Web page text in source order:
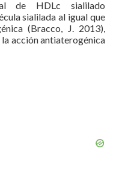
de HDLc sialilado
sialilada al igual que
(Bracco, J. 2013),
acción antiaterogénica